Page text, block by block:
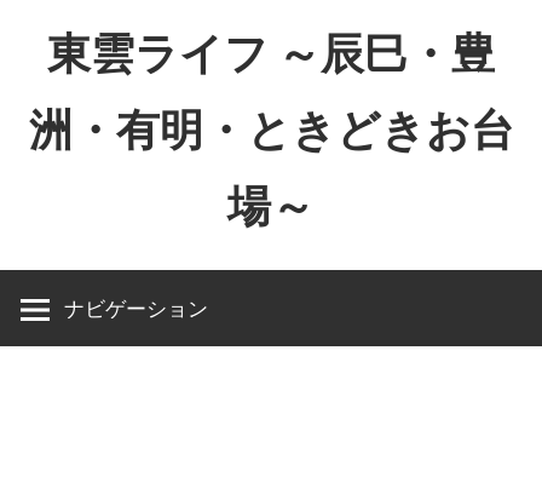
東雲ライフ ～辰巳・豊
洲・有明・ときどきお台
場～
ラ
ナビゲーション